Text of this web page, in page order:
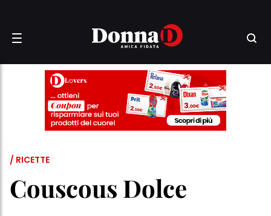
/ RICETTE
Couscous Dolce